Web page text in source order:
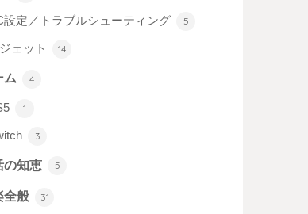
設定／トラブルシューティング 5
ェット 14
ム 4
1
3
の知恵 5
全般 31